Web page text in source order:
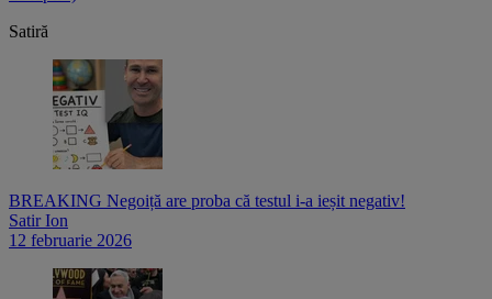
Satiră
BREAKING Negoiță are proba că testul i-a ieșit negativ!
Satir Ion
12 februarie 2026